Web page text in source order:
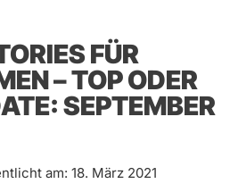
FÜR
– TOP ODER
SEPTEMBER
am: 18. März 2021